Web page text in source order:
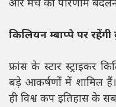
और मैच का परिणाम बदलने
किलियन म्बाप्पे पर रहेंगी
फ्रांस के स्टार स्ट्राइकर
बड़े आकर्षणों में शामिल
ही विश्व कप इतिहास के